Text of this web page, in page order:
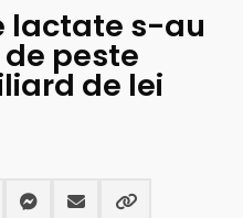
lactate s-au
peste
de lei